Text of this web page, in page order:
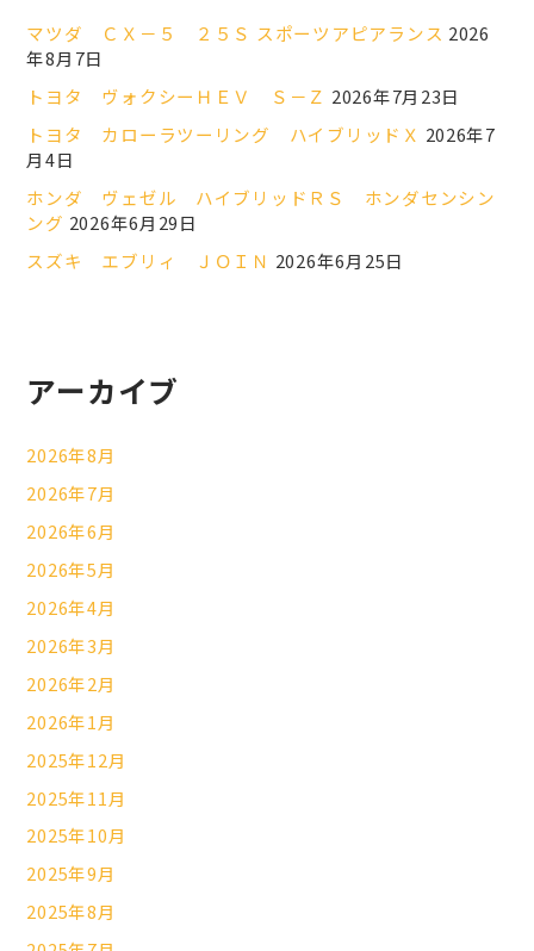
マツダ ＣＸ－５ ２５Ｓ スポーツアピアランス 2026
年8月7日
トヨタ ヴォクシーＨＥＶ Ｓ－Ｚ 2026年7月23日
トヨタ カローラツーリング ハイブリッドＸ 2026年7
月4日
ホンダ ヴェゼル ハイブリッドＲＳ ホンダセンシン
ング 2026年6月29日
スズキ エブリィ ＪＯＩＮ 2026年6月25日
アーカイブ
2026年8月
2026年7月
2026年6月
2026年5月
2026年4月
2026年3月
2026年2月
2026年1月
2025年12月
2025年11月
2025年10月
2025年9月
2025年8月